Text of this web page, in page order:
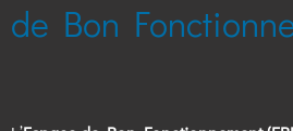
de Bon